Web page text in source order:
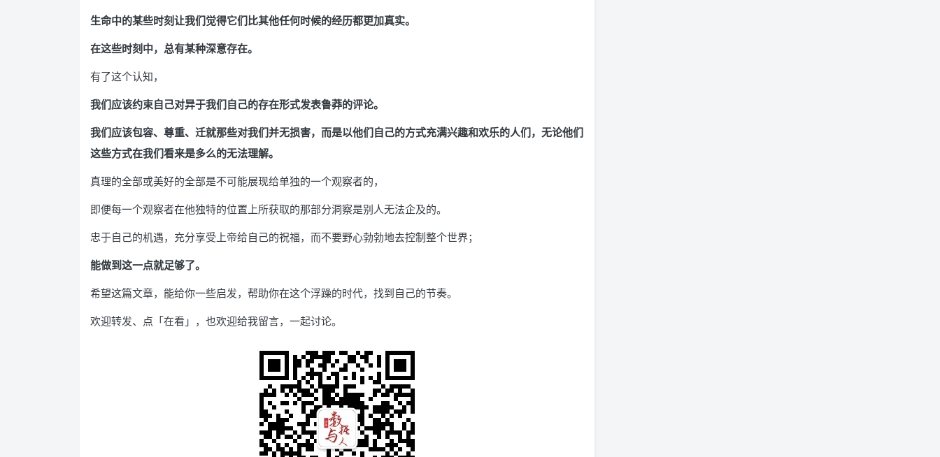
生命中的某些时刻让我们觉得它们比其他任何时候的经历都更加真实。
在这些时刻中，总有某种深意存在。
有了这个认知，
我们应该约束自己对异于我们自己的存在形式发表鲁莽的评论。
我们应该包容、尊重、迁就那些对我们并无损害，而是以他们自己的方式充满兴趣和欢乐的人们，无论他们
这些方式在我们看来是多么的无法理解。
真理的全部或美好的全部是不可能展现给单独的一个观察者的，
即便每一个观察者在他独特的位置上所获取的那部分洞察是别人无法企及的。
忠于自己的机遇，充分享受上帝给自己的祝福，而不要野心勃勃地去控制整个世界；
能做到这一点就足够了。
希望这篇文章，能给你一些启发，帮助你在这个浮躁的时代，找到自己的节奏。
欢迎转发、点「在看」，也欢迎给我留言，一起讨论。